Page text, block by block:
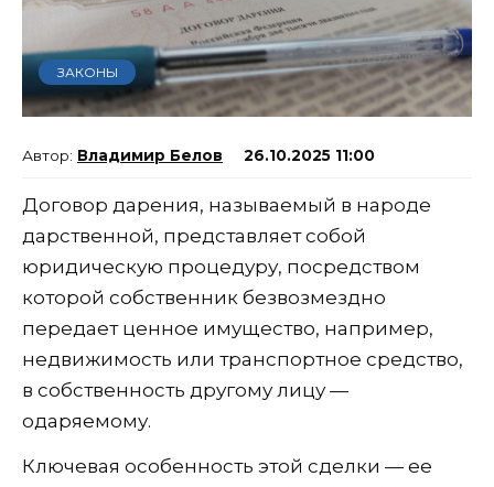
ЗАКОНЫ
Владимир Белов 26.10.2025 11:00
Договор дарения, называемый в народе
дарственной, представляет собой
юридическую процедуру, посредством
которой собственник безвозмездно
передает ценное имущество, например,
недвижимость или транспортное средство,
в собственность другому лицу —
одаряемому.
Ключевая особенность этой сделки — ее